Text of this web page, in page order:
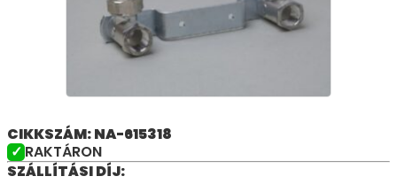
CIKKSZÁM: NA-615318
RAKTÁRON
SZÁLLÍTÁSI DÍJ: